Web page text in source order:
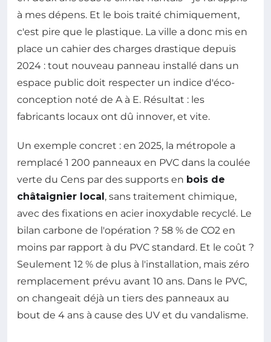
à mes dépens. Et le bois traité chimiquement,
c'est pire que le plastique. La ville a donc mis en
place un cahier des charges drastique depuis
2024 : tout nouveau panneau installé dans un
espace public doit respecter un indice d'éco-
conception noté de A à E. Résultat : les
fabricants locaux ont dû innover, et vite.
Un exemple concret : en 2025, la métropole a
remplacé 1 200 panneaux en PVC dans la coulée
verte du Cens par des supports en bois de
châtaignier local , sans traitement chimique,
avec des fixations en acier inoxydable recyclé. Le
bilan carbone de l'opération ? 58 % de CO2 en
moins par rapport à du PVC standard. Et le coût ?
Seulement 12 % de plus à l'installation, mais zéro
remplacement prévu avant 10 ans. Dans le PVC,
on changeait déjà un tiers des panneaux au
bout de 4 ans à cause des UV et du vandalisme.